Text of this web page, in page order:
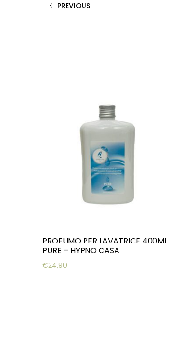
PREVIOUS
PROFUMO PER LAVATRICE 400ML
PURE – HYPNO CASA
€24,90